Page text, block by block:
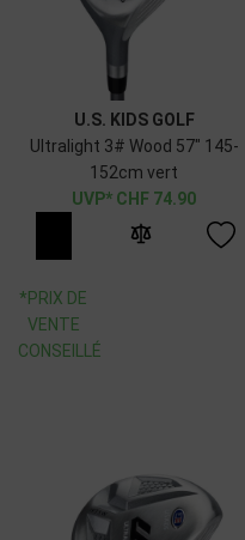
U.S. KIDS GOLF
Ultralight 3# Wood 57" 145-
152cm vert
CHF 74.90
*PRIX DE
VENTE
CONSEILLÉ